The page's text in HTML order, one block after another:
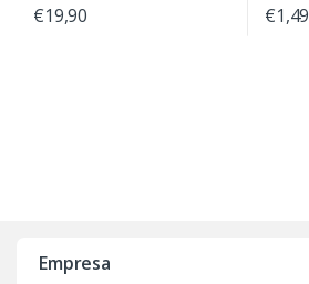
€19,90 €1,49
Empresa